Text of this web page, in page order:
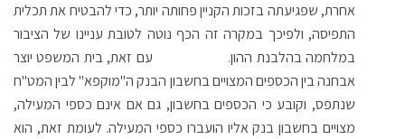
אחרת, שפגיעתה בזכות הקניין פחותה יותר, כדי להבטיח את תכלית
התפיסה, ולפיכך במקרה זה הכף נוטה לטובת עניינו של הציבור
במלחמה בהלבנת ההון. עם זאת, בית המשפט יוצר
אבחנה בין הכספים המצויים בחשבון הבנק ה"מוקפא" לבין המט"ח
שנתפס, וקובע כי הכספים בחשבון, גם אם אינם כספי המעילה,
מצויים בחשבון בנק אליו הועברו כספי המעילה. לעומת זאת, הוא